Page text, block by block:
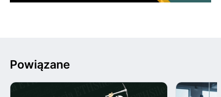
Powiązane